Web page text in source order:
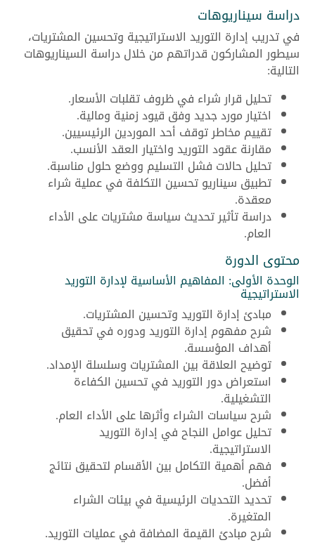
دراسة سيناريوهات
في تدريب إدارة التوريد الاستراتيجية وتحسين المشتريات،
سيطور المشاركون قدراتهم من خلال دراسة السيناريوهات
التالية:
تحليل قرار شراء في ظروف تقلبات الأسعار.
اختيار مورد جديد وفق قيود زمنية ومالية.
تقييم مخاطر توقف أحد الموردين الرئيسيين.
مقارنة عقود التوريد واختيار العقد الأنسب.
تحليل حالات فشل التسليم ووضع حلول مناسبة.
تطبيق سيناريو تحسين التكلفة في عملية شراء
معقدة.
دراسة تأثير تحديث سياسة مشتريات على الأداء
العام.
محتوى الدورة
الوحدة الأولى: المفاهيم الأساسية لإدارة التوريد
الاستراتيجية
مبادئ إدارة التوريد وتحسين المشتريات.
شرح مفهوم إدارة التوريد ودوره في تحقيق
أهداف المؤسسة.
توضيح العلاقة بين المشتريات وسلسلة الإمداد.
استعراض دور التوريد في تحسين الكفاءة
التشغيلية.
شرح سياسات الشراء وأثرها على الأداء العام.
تحليل عوامل النجاح في إدارة التوريد
الاستراتيجية.
فهم أهمية التكامل بين الأقسام لتحقيق نتائج
أفضل.
تحديد التحديات الرئيسية في بيئات الشراء
المتغيرة.
شرح مبادئ القيمة المضافة في عمليات التوريد.